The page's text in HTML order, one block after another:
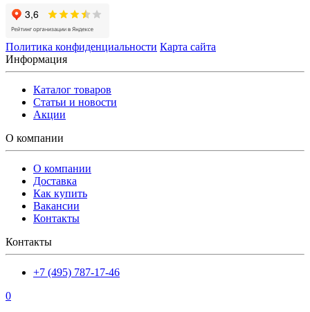
Политика конфиденциальности Карта сайта
Информация
Каталог товаров
Статьи и новости
Акции
О компании
О компании
Доставка
Как купить
Вакансии
Контакты
Контакты
+7 (495) 787-17-46
0